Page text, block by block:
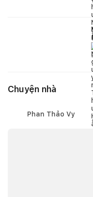
Chuyện nhà
Phan Thảo Vy